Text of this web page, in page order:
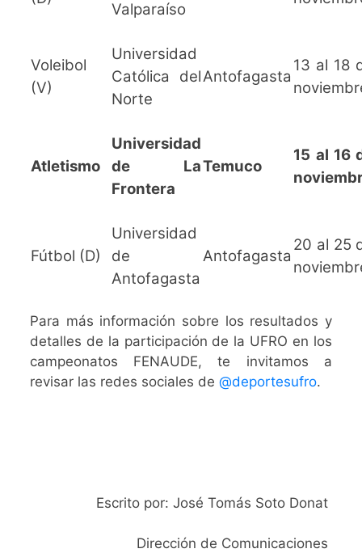
Valparaíso
Voleibol
(V)
Universidad
Católica del
Norte
Antofagasta
13 al 18
Atletismo
Universidad
de La
Frontera
Temuco
15 al 16
Fútbol (D)
Universidad
de
Antofagasta
Antofagasta
20 al 25
Para más información sobre los resultados y
detalles de la participación de la UFRO en los
campeonatos FENAUDE, te invitamos a
revisar las redes sociales de@deportesufro.
Escrito por: José Tomás Soto Donat
Dirección de Comunicaciones